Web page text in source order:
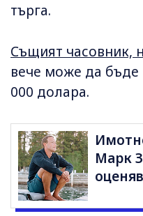
търга.
Същият часовник,
вече може да бъде
000 долара.
Марк